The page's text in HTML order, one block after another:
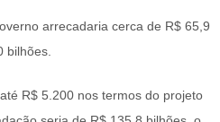
arrecadaria cerca de R$ 65,9
bilhões.
R$ 5.200 nos termos do projeto